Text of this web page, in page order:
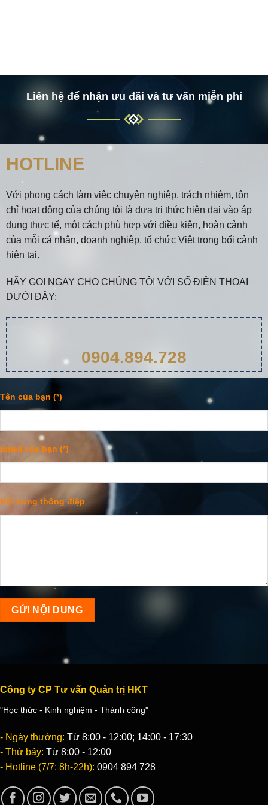
Liên hệ để nhận ưu đãi và tư vấn miễn phí
HOTLINE
Với phong cách làm việc chuyên nghiệp, trách nhiệm, tôn
chỉ hoạt động của chúng tôi là đưa tri thức hiện đại vào áp
dụng thực tế, một cách phù hợp với điều kiện, hoàn cảnh
của mỗi cá nhân, doanh nghiệp, tổ chức Việt trong bối cảnh
hiện tại.
HÃY GỌI NGAY CHO CHÚNG TÔI VỚI SỐ ĐIỆN THOẠI
DƯỚI ĐÂY:
0904.894.728
Tên của bạn (*)
Email của bạn (*)
Nội dung thông điệp
Công ty CP Tư vấn Quản trị HKT
"Học thức - Kinh nghiệm - Thành công"
- Ngày thường: Từ 8:00 - 12:00; 14:00 - 17:30
- Thứ bảy: Từ 8:00 - 12:00
- Hotline (7/7; 8h-22h): 0904 894 728